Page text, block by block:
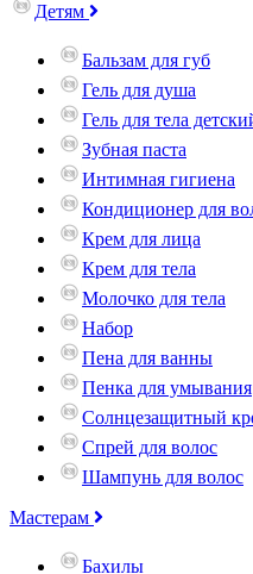
Детям
Бальзам для губ
Гель для душа
Гель для тела
Зубная паста
Интимная гигиена
Кондиционер для
Крем для лица
Крем для тела
Молочко для тела
Набор
Пена для ванны
Пенка для умывания
Солнцезащитный
Спрей для волос
Шампунь для волос
Мастерам
Бахилы